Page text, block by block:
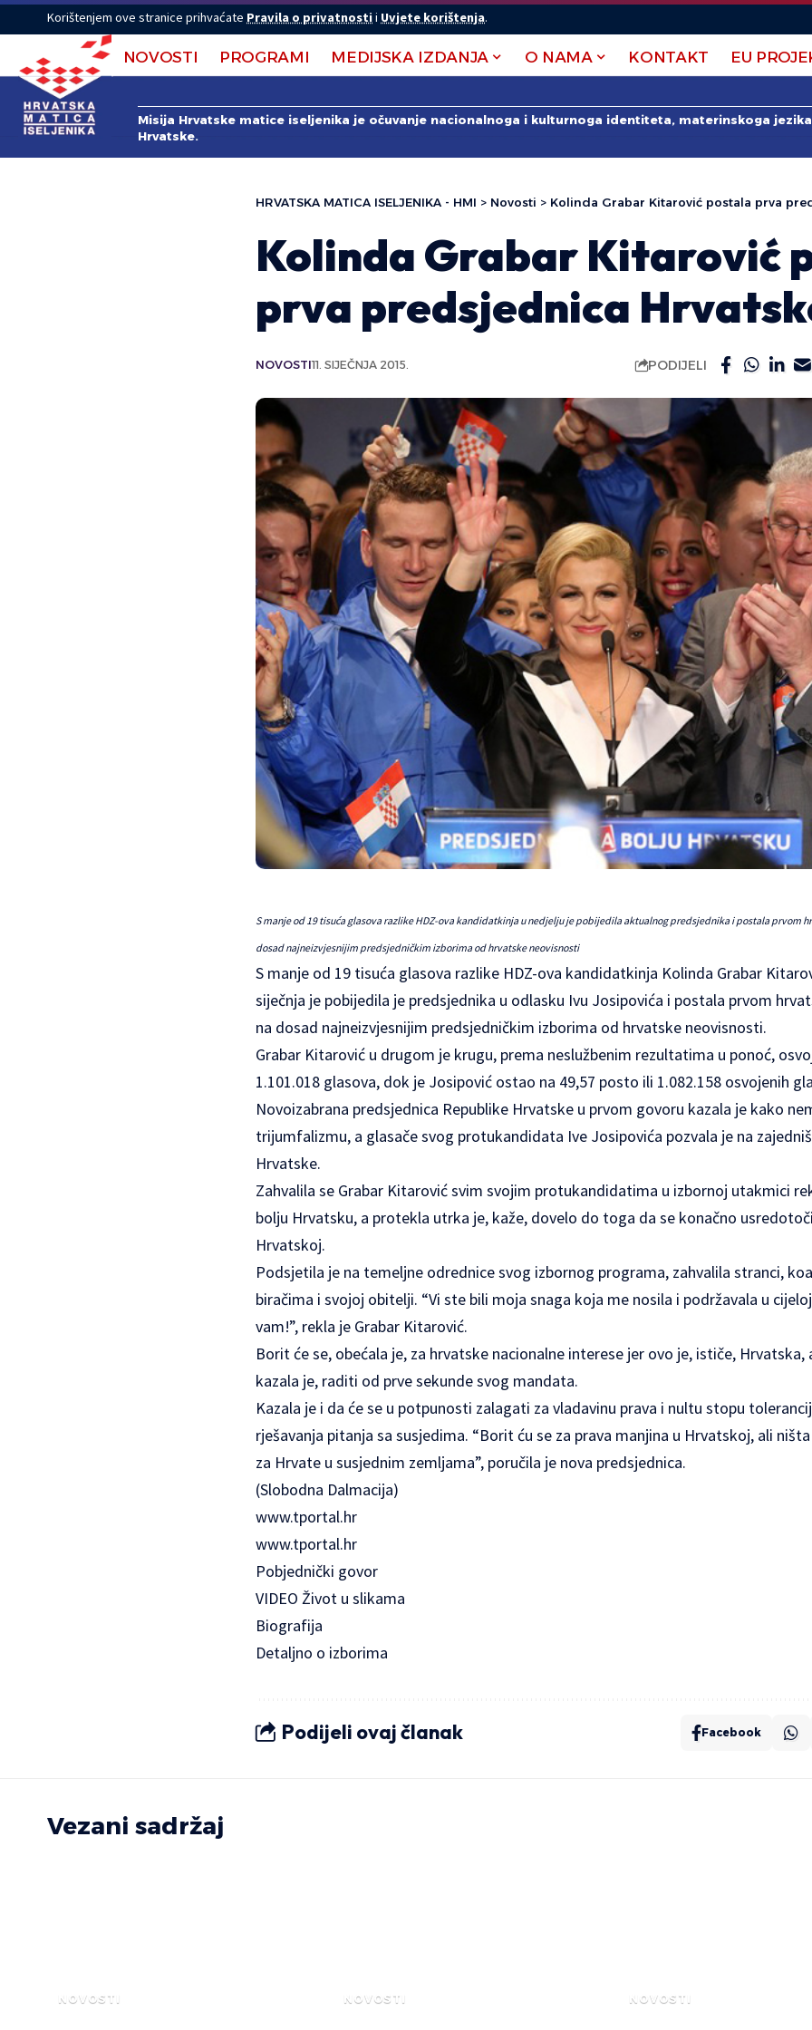
Korištenjem ove stranice prihvaćate Pravila o privatnostii Uvjete korištenja.
NOVOSTI PROGRAMI MEDIJSKA IZDANJA O NAMA KONTAKT EU
Misija Hrvatske matice iseljenika je očuvanje nacionalnoga i kulturnoga identiteta, materinskoga
Hrvatske.
HRVATSKA MATICA ISELJENIKA - HMI > Novosti > Kolinda Grabar Kitarović postala prva
Kolinda Grabar Kitarović
prva predsjednica
NOVOSTI11. SIJEČNJA 2015. PODIJELI
S manje od 19 tisuća glasova razlike HDZ-ova kandidatkinja u nedjelju je pobijedila aktualnog predsjednika i postala prvom
dosad najneizvjesnijim predsjedničkim izborima od hrvatske neovisnosti
S manje od 19 tisuća glasova razlike HDZ-ova kandidatkinja Kolinda Grabar
siječnja je pobijedila je predsjednika u odlasku Ivu Josipovića i postala prvom
na dosad najneizvjesnijim predsjedničkim izborima od hrvatske neovisnosti.
Grabar Kitarović u drugom je krugu, prema neslužbenim rezultatima u ponoć,
1.101.018 glasova, dok je Josipović ostao na 49,57 posto ili 1.082.158 osvojenih
Novoizabrana predsjednica Republike Hrvatske u prvom govoru kazala je kako
trijumfalizmu, a glasače svog protukandidata Ive Josipovića pozvala je na
Hrvatske.
Zahvalila se Grabar Kitarović svim svojim protukandidatima u izbornoj utakmici
bolju Hrvatsku, a protekla utrka je, kaže, dovelo do toga da se konačno
Hrvatskoj.
Podsjetila je na temeljne odrednice svog izbornog programa, zahvalila stranci,
biračima i svojoj obitelji. “Vi ste bili moja snaga koja me nosila i podržavala u
vam!”, rekla je Grabar Kitarović.
Borit će se, obećala je, za hrvatske nacionalne interese jer ovo je, ističe, Hrvatska,
kazala je, raditi od prve sekunde svog mandata.
Kazala je i da će se u potpunosti zalagati za vladavinu prava i nultu stopu
rješavanja pitanja sa susjedima. “Borit ću se za prava manjina u Hrvatskoj, ali
za Hrvate u susjednim zemljama”, poručila je nova predsjednica.
(Slobodna Dalmacija)
www.tportal.hr
www.tportal.hr
Pobjednički govor
VIDEO Život u slikama
Biografija
Detaljno o izborima
Podijeli ovaj članak Facebook
Vezani sadržaj
NOVOSTI NOVOSTI NOVOSTI